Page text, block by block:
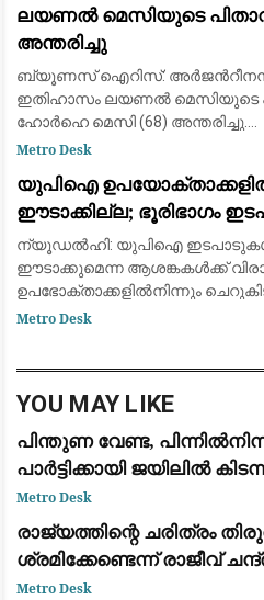
പ്രയാഗ്‌രാജിലെ കെ.പി.
ലയണൽ മെസിയുടെ
അന്തരിച്ചു
ബ്യൂണസ് ഐറിസ്:
ഇതിഹാസം ലയണൽ മെസിയുടെ
ഹോർഹെ മെസി (68) അന്തരിച്ചു.
അർജന്‍റീനയിലെ
വെള്ളിയാഴ്ച രാത്രി
ഏറെക്കാ
Metro Desk
യുപിഐ
ഈടാക്കില്ല; ഭൂരിഭാഗം
വ്യാപാരികൾക്കും
കേന്ദ്ര സർക്കാർ
ന്യൂഡൽഹി: യുപിഐ
ഈടാക്കുമെന്ന ആശങ്കകൾക്ക്
ഉപഭോക്താക്കളിൽനിന്നും
വ്യാപാരികളിൽനിന്നും ഇത്തരം
Metro Desk
YOU MAY LIKE
പിന്തുണ വേണ്ട,
പാർട്ടിക്കായി ജയിലിൽ
ജയരാജന് മറുപടിയുമായി
Metro Desk
രാജ്യത്തിന്റെ ചരിത്രം
ശ്രമിക്കേണ്ടെന്ന് രാജീവ്
ചോദ്യ വിവാദത്തിൽ
Metro Desk